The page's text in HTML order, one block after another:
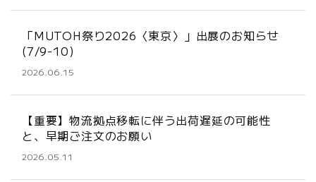
「MUTOH祭り2026〈東京〉」出展のお知らせ
(7/9-10)
2026.06.15
【重要】物流拠点移転に伴う出荷遅延の可能性
と、早期ご注文のお願い
2026.05.11